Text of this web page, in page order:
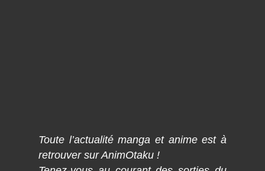
Toute l’actualité manga et anime est à
retrouver sur AnimOtaku !